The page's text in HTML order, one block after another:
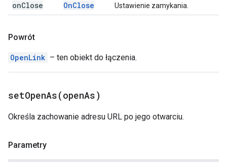
onClose OnClose Ustawienie zamykania.
Powrót
OpenLink – ten obiekt do łączenia.
setOpenAs(openAs)
Określa zachowanie adresu URL po jego otwarciu.
Parametry